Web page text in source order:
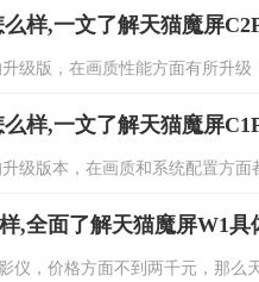
样,一文了解天猫魔屏
级版，在画质性能方面有所升
样,一文了解天猫魔屏
级版本，在画质和系统配置方
,全面了解天猫魔屏W1具
仪，价格方面不到两千元，那么